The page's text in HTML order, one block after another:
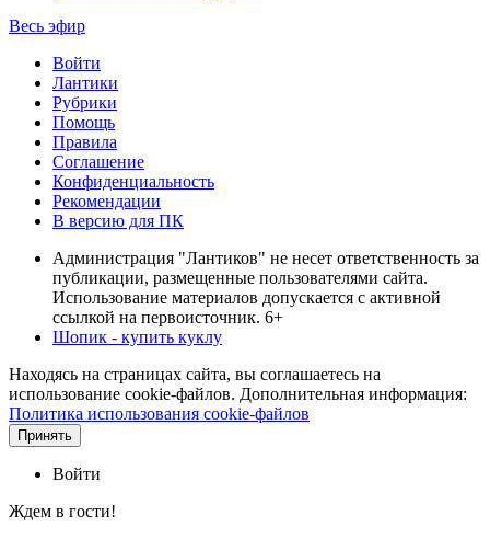
Весь эфир
Войти
Лантики
Рубрики
Помощь
Правила
Соглашение
Конфиденциальность
Рекомендации
В версию для ПК
Администрация "Лантиков" не несет ответственность за
публикации, размещенные пользователями сайта.
Использование материалов допускается с активной
ссылкой на первоисточник. 6+
Шопик - купить куклу
Находясь на страницах сайта, вы соглашаетесь на
использование cookie-файлов. Дополнительная информация:
Политика использования cookie-файлов
Принять
Войти
Ждем в гости!